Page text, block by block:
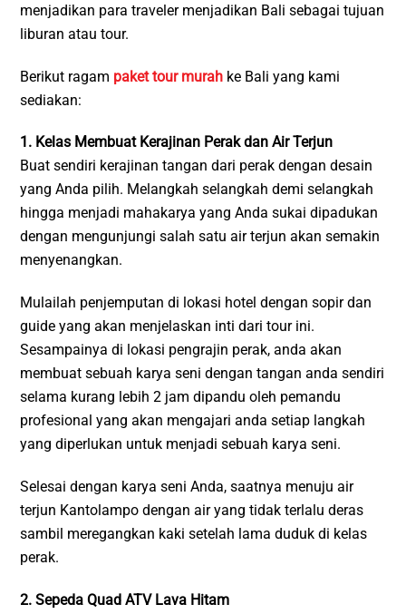
menjadikan para traveler menjadikan Bali sebagai tujuan
liburan atau tour.
Berikut ragam paket tour murah ke Bali yang kami
sediakan:
1. Kelas Membuat Kerajinan Perak dan Air Terjun
Buat sendiri kerajinan tangan dari perak dengan desain
yang Anda pilih. Melangkah selangkah demi selangkah
hingga menjadi mahakarya yang Anda sukai dipadukan
dengan mengunjungi salah satu air terjun akan semakin
menyenangkan.
Mulailah penjemputan di lokasi hotel dengan sopir dan
guide yang akan menjelaskan inti dari tour ini.
Sesampainya di lokasi pengrajin perak, anda akan
membuat sebuah karya seni dengan tangan anda sendiri
selama kurang lebih 2 jam dipandu oleh pemandu
profesional yang akan mengajari anda setiap langkah
yang diperlukan untuk menjadi sebuah karya seni.
Selesai dengan karya seni Anda, saatnya menuju air
terjun Kantolampo dengan air yang tidak terlalu deras
sambil meregangkan kaki setelah lama duduk di kelas
perak.
2. Sepeda Quad ATV Lava Hitam